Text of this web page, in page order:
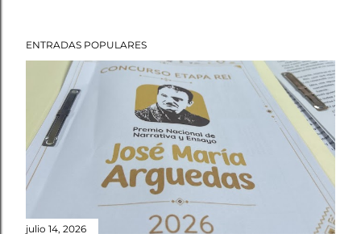
ENTRADAS POPULARES
julio 14, 2026